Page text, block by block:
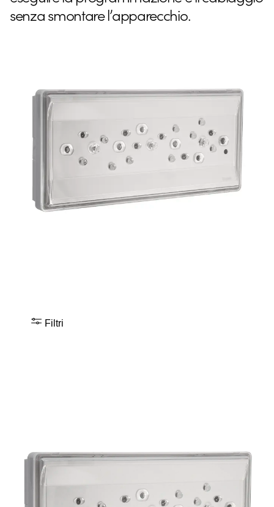
senza smontare l’apparecchio.
Filtri